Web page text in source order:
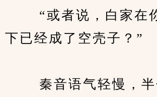
“或者说，白家在你
下已经成了空壳子？”
秦音语气轻慢，半